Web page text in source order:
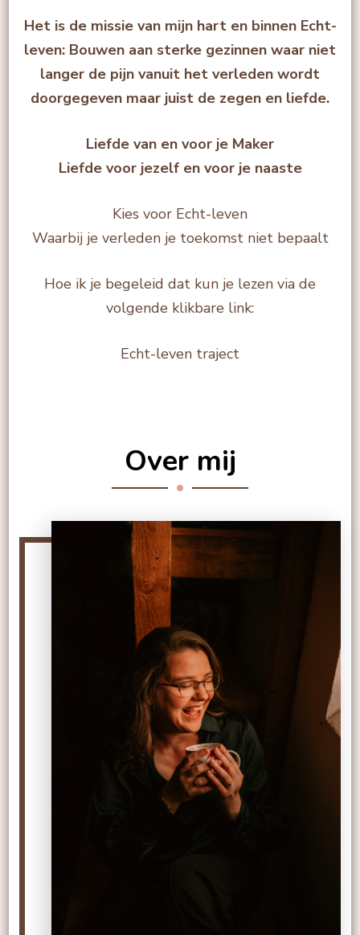
Het is de missie van mijn hart en binnen Echt-
leven: Bouwen aan sterke gezinnen waar niet
langer de pijn vanuit het verleden wordt
doorgegeven maar juist de zegen en liefde.
Liefde van en voor je Maker
Liefde voor jezelf en voor je naaste
Kies voor Echt-leven
Waarbij je verleden je toekomst niet bepaalt
Hoe ik je begeleid dat kun je lezen via de
volgende klikbare link:
Echt-leven traject
Over mij